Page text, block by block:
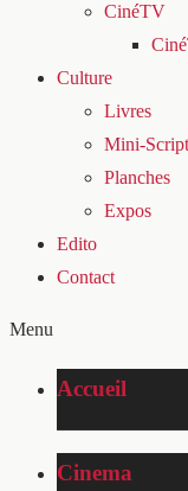
CinéTV
Culture
Livres
Mini-
Planches
Expos
Edito
Contact
Menu
Accueil
Cinema